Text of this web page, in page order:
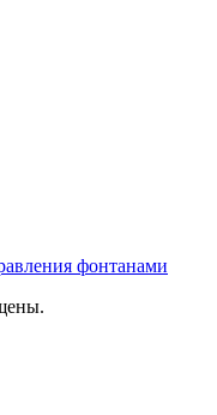
фонтанами